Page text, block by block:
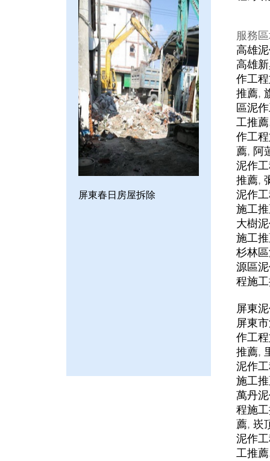
屏東春日房屋拆除
服務
高雄
高雄
作工
推薦,
區泥
工推薦
作工
薦, 阿
泥作
推薦,
泥作
施工
大樹
施工
杉林
源區
程施
屏東
屏東
作工
推薦,
泥作
施工
萬丹
程施
薦, 崁
泥作
工推薦